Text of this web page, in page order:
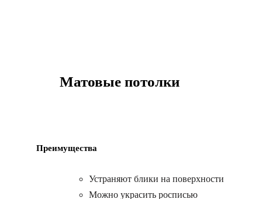
Матовые потолки
Преимущества
Устраняют блики на поверхности
Можно украсить росписью